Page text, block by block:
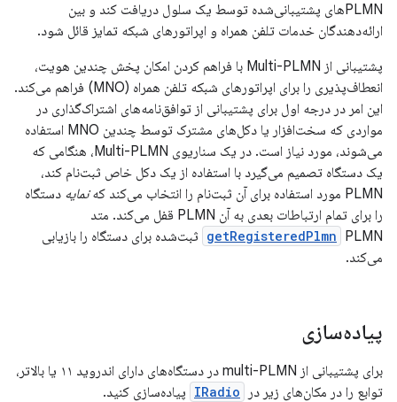
PLMNهای پشتیبانی‌شده توسط یک سلول دریافت کند و بین
ارائه‌دهندگان خدمات تلفن همراه و اپراتورهای شبکه تمایز قائل شود.
پشتیبانی از Multi-PLMN با فراهم کردن امکان پخش چندین هویت،
انعطاف‌پذیری را برای اپراتورهای شبکه تلفن همراه (MNO) فراهم می‌کند.
این امر در درجه اول برای پشتیبانی از توافق‌نامه‌های اشتراک‌گذاری در
مواردی که سخت‌افزار یا دکل‌های مشترک توسط چندین MNO استفاده
می‌شوند، مورد نیاز است. در یک سناریوی Multi-PLMN، هنگامی که
یک دستگاه تصمیم می‌گیرد با استفاده از یک دکل خاص ثبت‌نام کند،
PLMN مورد استفاده برای آن ثبت‌نام را انتخاب می‌کند که
نمایه دستگاه
را برای تمام ارتباطات بعدی به آن PLMN قفل می‌کند. متد
getRegisteredPlmn PLMN ثبت‌شده برای دستگاه را بازیابی
می‌کند.
پیاده‌سازی
برای پشتیبانی از multi-PLMN در دستگاه‌های دارای اندروید ۱۱ یا بالاتر،
توابع را در مکان‌های زیر در
IRadio پیاده‌سازی کنید.